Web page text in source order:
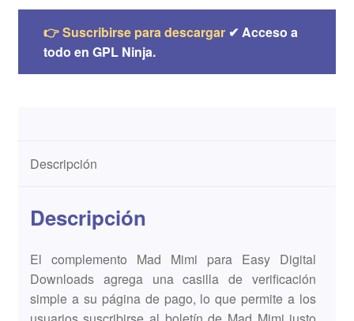
👉 Suscribirse para descargar✔ Acceso a
todo en GPL Ninja.
Descripción
Descripción
El complemento Mad Mimi para Easy Digital
Downloads agrega una casilla de verificación
simple a su página de pago, lo que permite a los